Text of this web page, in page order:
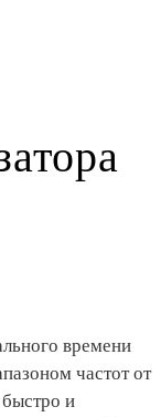
времени
частот от
и